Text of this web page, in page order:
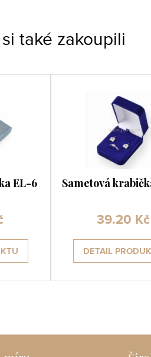
také zakoupili
EL-6 Sametová
39.20 Kč
DETAIL